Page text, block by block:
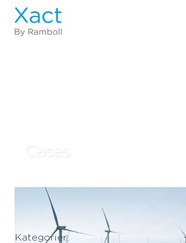
Kategorier